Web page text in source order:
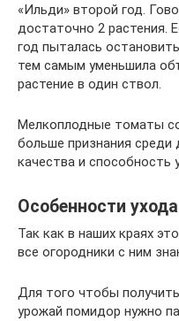
«Ильди» второй год.
достаточно 2 растения.
год пыталась
тем самым уменьшила
растение в один ствол.
Мелкоплодные томаты
больше признания среди
качества и способность
Особенности ухода
Так как в наших краях
все огородники с ним
Для того чтобы
урожай помидор нужно